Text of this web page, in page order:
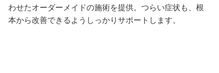
わせたオーダーメイドの施術を提供。つらい症状も、根
本から改善できるようしっかりサポートします。